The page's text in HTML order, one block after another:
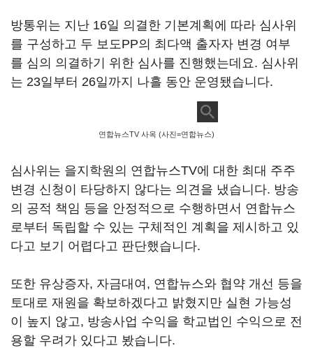
방통위는 지난 16일 의결한 기본계획에 따라 심사위
를 구성하고 두 보도PP의 최다액 출자자 변경 여부
를 심의 의결하기 위한 심사를 진행했는데요. 심사위
는 23일부터 26일까지 나흘 동안 운영됐습니다.
연합뉴스TV 사옥 (사진=연합뉴스)
심사위는 을지학원의 연합뉴스TV에 대한 최대 주주
변경 신청이 타당하지 않다는 의견을 냈습니다. 방송
의 공적 책임 등을 안정적으로 수행하면서 연합뉴스
로부터 독립할 수 있는 구체적인 계획을 제시하고 있
다고 보기 어렵다고 판단했습니다.
또한 유상증자, 자금대여 , 연합뉴스와 협약 개선 등을
토대로 재원을 확보하겠다고 밝혔지만 실현 가능성
이 높지 않고, 방송사업 수익을 학교법인 수익으로 전
용할 우려가 있다고 봤습니다.